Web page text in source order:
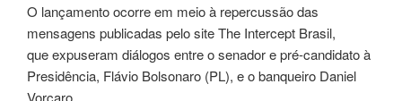
O lançamento ocorre em meio à repercussão das
mensagens publicadas pelo site The Intercept Brasil,
que expuseram diálogos entre o senador e pré-candidato à
Presidência, Flávio Bolsonaro (PL), e o banqueiro Daniel
Vorcaro.